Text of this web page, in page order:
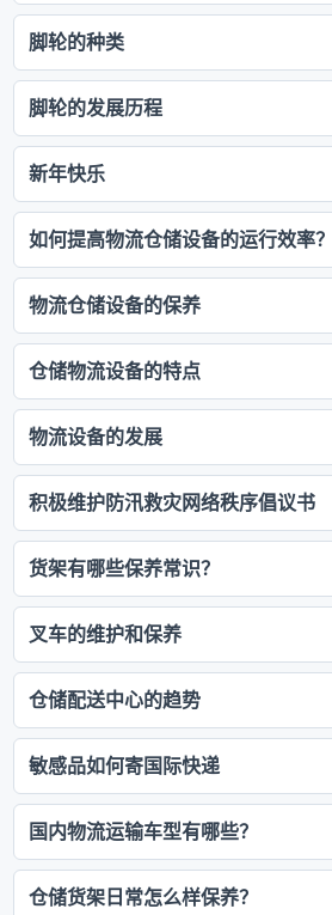
脚轮的种类
脚轮的发展历程
新年快乐
如何提高物流仓储设备的运行效率？
物流仓储设备的保养
仓储物流设备的特点
物流设备的发展
积极维护防汛救灾网络秩序倡议书
货架有哪些保养常识？
叉车的维护和保养
仓储配送中心的趋势
敏感品如何寄国际快递
国内物流运输车型有哪些？
仓储货架日常怎么样保养？